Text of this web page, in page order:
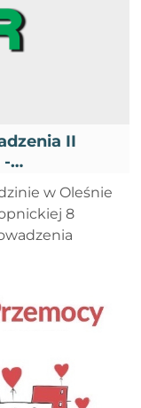
II
-
- V
w Oleśnie
8